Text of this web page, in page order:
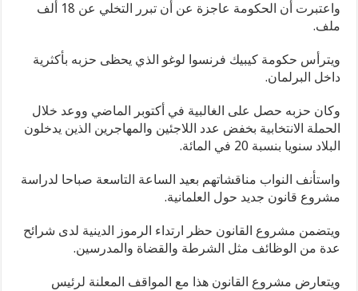
واعتبرت أن الحكومة عاجزة عن أن تبرر التخلي عن 18 ألف
ملف.
ويترأس حكومة كيبيك فرنسوا لوغو الذي يحظى حزبه بأكثرية
داخل البرلمان.
وكان حزبه حصل على الغالبية في أكتوبر الماضي ووعد خلال
الحملة الانتخابية بخفض عدد اللاجئين والمهاجرين الذين يدخلون
البلاد سنويا بنسبة 20 في المائة.
واستأنف النواب مناقشاتهم بعيد الساعة التاسعة صباحا لدراسة
مشروع قانون جديد حول العلمانية.
ويتضمن مشروع القانون حظر ارتداء الرموز الدينية لدى شرائح
عدة من الوظائف مثل الشرطة والقضاة والمدرسين.
ويتعارض مشروع القانون هذا مع المواقف المعلنة لرئيس